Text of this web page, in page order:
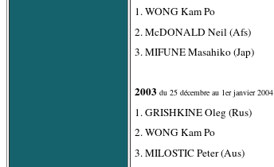
1. WONG Kam Po
2. McDONALD Neil (Afs)
3. MIFUNE Masahiko (Jap)
2003 du 25 décembre au 1er janvier 2004
1. GRISHKINE Oleg (Rus)
2. WONG Kam Po
3. MILOSTIC Peter (Aus)